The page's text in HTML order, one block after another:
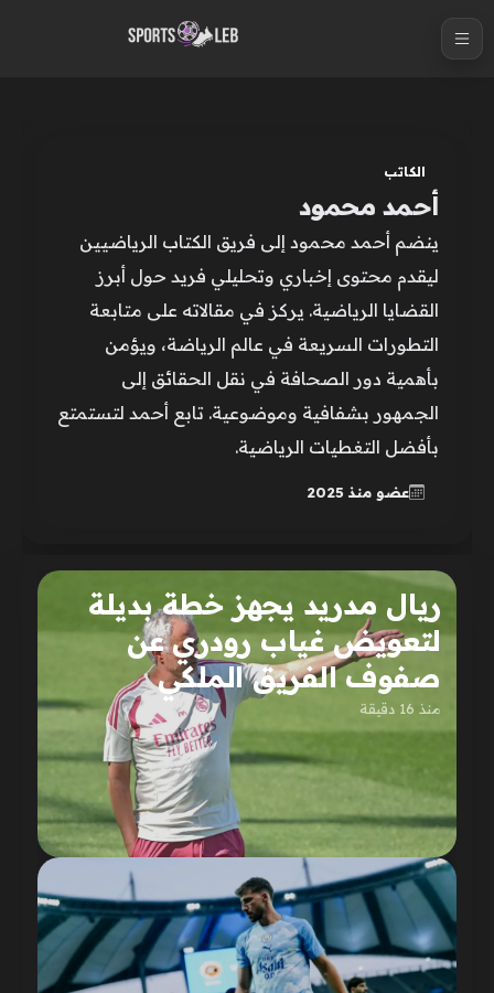
الكاتب
أحمد محمود
ينضم أحمد محمود إلى فريق الكتاب الرياضيين
ليقدم محتوى إخباري وتحليلي فريد حول أبرز
القضايا الرياضية. يركز في مقالاته على متابعة
التطورات السريعة في عالم الرياضة، ويؤمن
بأهمية دور الصحافة في نقل الحقائق إلى
الجمهور بشفافية وموضوعية. تابع أحمد لتستمتع
بأفضل التغطيات الرياضية.
عضو منذ 2025
ريال مدريد يجهز خطة بديلة
لتعويض غياب رودري عن
صفوف الفريق الملكي
منذ 16 دقيقة